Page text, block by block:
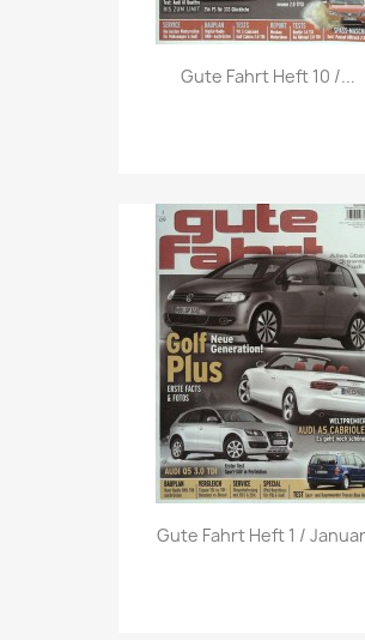
Vorschau
Gute Fahrt Heft 10 /...
Vorschau
Gute Fahrt Heft 1 /